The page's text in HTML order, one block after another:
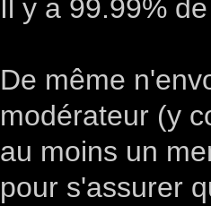
Il y a 99.99%
De même
modérateur (y
au moins un
pour s'assurer